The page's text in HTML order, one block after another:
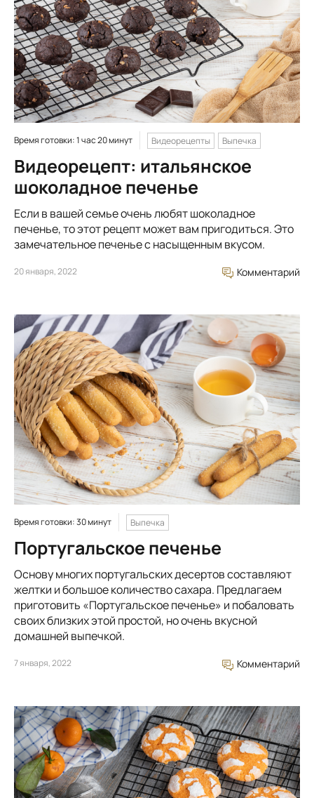
Время готовки: 1 час 20 минут Видеорецепты Выпечка
Видеорецепт: итальянское
шоколадное печенье
Если в вашей семье очень любят шоколадное
печенье, то этот рецепт может вам пригодиться. Это
замечательное печенье с насыщенным вкусом.
20 января, 2022 Комментарий
Время готовки: 30 минут Выпечка
Португальское печенье
Основу многих португальских десертов составляют
желтки и большое количество сахара. Предлагаем
приготовить «Португальское печенье» и побаловать
своих близких этой простой, но очень вкусной
домашней выпечкой.
7 января, 2022 Комментарий